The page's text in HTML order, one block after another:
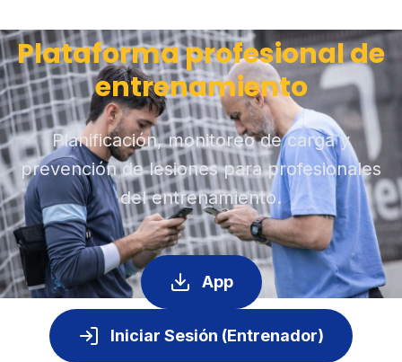
Plataforma profesional de
entrenamiento
Planificación, monitoreo de carga y
prevención de lesiones para profesionales
del entrenamiento.
App
Iniciar Sesión (Entrenador)